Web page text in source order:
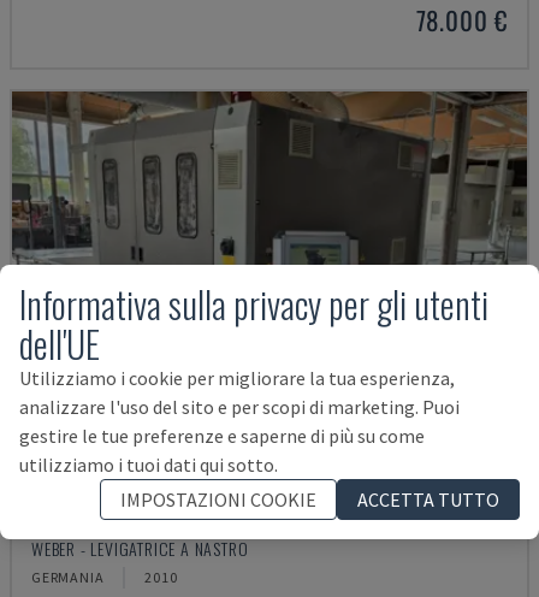
78.000 €
KSF-3-1350
WEBER - LEVIGATRICE A NASTRO
GERMANIA 2010
Informativa sulla privacy per gli utenti
dell'UE
Utilizziamo i cookie per migliorare la tua esperienza,
analizzare l'uso del sito e per scopi di marketing. Puoi
gestire le tue preferenze e saperne di più su come
utilizziamo i tuoi dati qui sotto.
IMPOSTAZIONI COOKIE
ACCETTA TUTTO